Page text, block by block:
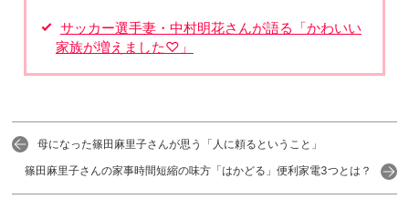
サッカー選手妻・中村明花さんが語る「かわいい
家族が増えました♡」
母になった篠田麻里子さんが思う「人に頼るということ」
篠田麻里子さんの家事時間短縮の味方「はかどる」便利家電3つとは？